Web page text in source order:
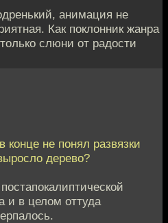
анимация не
Как поклонник жанра
слюни от радости
не понял развязки
дерево?
и в целом оттуда